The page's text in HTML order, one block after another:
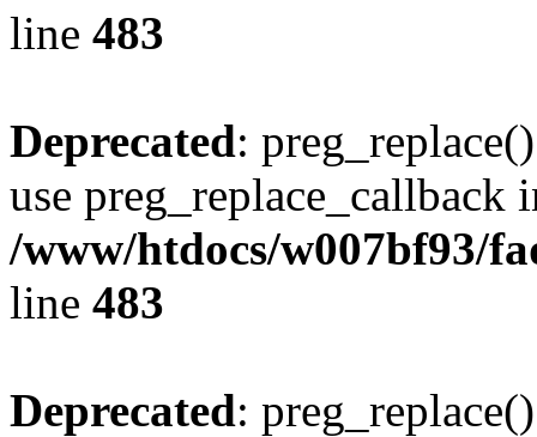
line 483
Deprecated:
use preg_replace_callback
/www/htdocs/w007bf93/
line 483
Deprecated: